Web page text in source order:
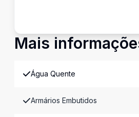
Mais
Água Quente
Armários Embutidos